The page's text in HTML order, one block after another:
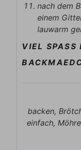
nach dem
einem
lauwarm
VIEL SPASS
backen,
einfach,